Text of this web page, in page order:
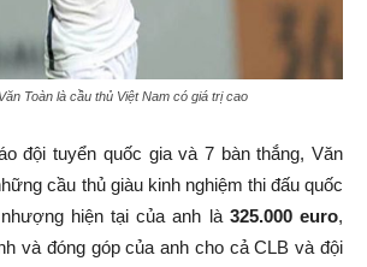
Toàn là cầu thủ Việt Nam có giá trị cao
đội tuyển quốc gia và 7 bàn thắng, Văn
cầu thủ giàu kinh nghiệm thi đấu quốc
hiện tại của anh là 325.000 euro,
và đóng góp của anh cho cả CLB và đội